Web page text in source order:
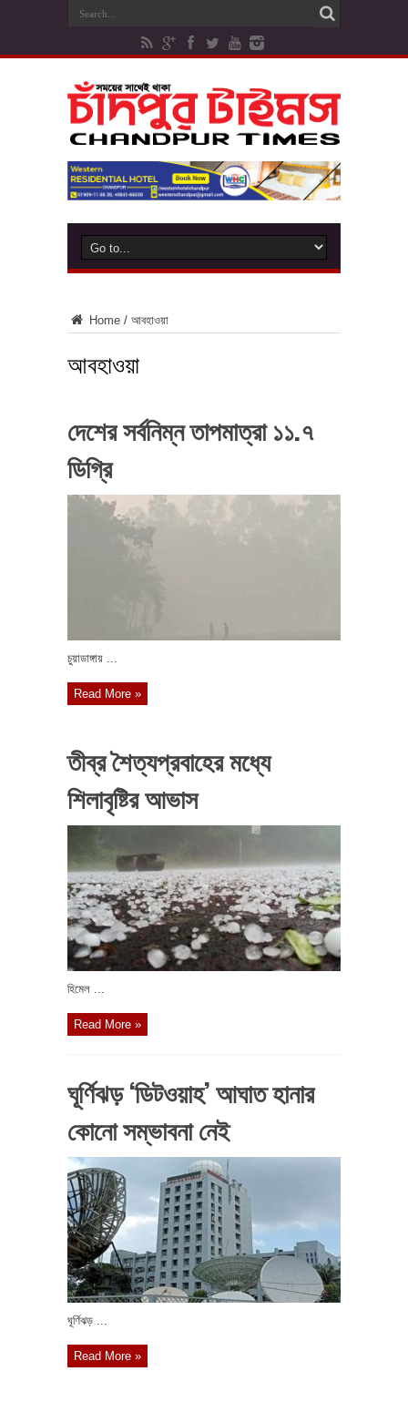
Home / আবহাওয়া
আবহাওয়া
দেশের সর্বনিম্ন তাপমাত্রা ১১.৭
ডিগ্রি
চুয়াডাঙ্গায় ...
Read More »
তীব্র শৈত্যপ্রবাহের মধ্যে
শিলাবৃষ্টির আভাস
হিমেল ...
Read More »
ঘূর্ণিঝড় ‘ডিটওয়াহ’ আঘাত হানার
কোনো সম্ভাবনা নেই
ঘূর্ণিঝড় ...
Read More »